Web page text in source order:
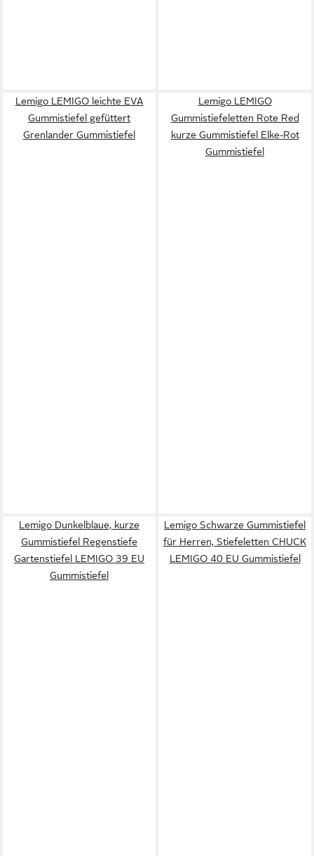
Lemigo LEMIGO leichte EVA
Gummistiefel gefüttert
Grenlander Gummistiefel
Lemigo LEMIGO
Gummistiefeletten Rote Red
kurze Gummistiefel Elke-Rot
Gummistiefel
Lemigo Dunkelblaue, kurze
Gummistiefel Regenstiefe
Gartenstiefel LEMIGO 39 EU
Gummistiefel
Lemigo Schwarze Gummistiefel
für Herren, Stiefeletten CHUCK
LEMIGO 40 EU Gummistiefel